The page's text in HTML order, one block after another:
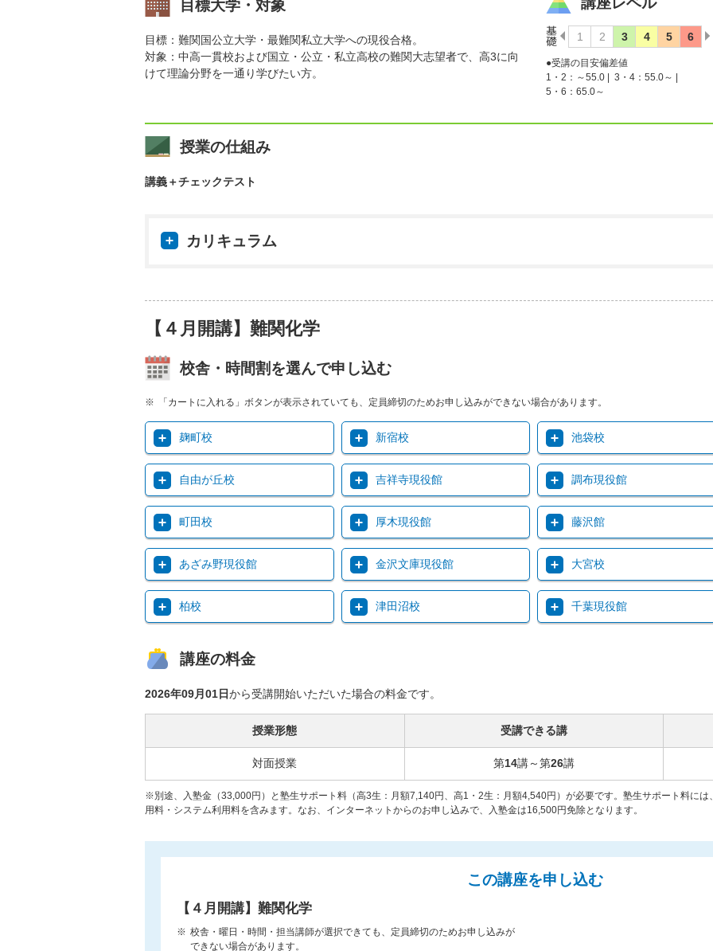
目標大学・対象
目標：難関国公立大学・最難関私立大学への現役合格。
対象：中高一貫校および国立・公立・私立高校の難関大志望者で、高3に向
けて理論分野を一通り学びたい方。
●受講の目安偏差値
1・2：～55.0 |
3・4：55.0～ |
5・6：65.0～
授業の仕組み
講義＋チェックテスト
カリキュラム
【４月開講】難関化学
校舎・時間割を選んで申し込む
「カートに入れる」ボタンが表示されていても、定員締切のためお申し込みができない場合があります。
麹町校 新宿校 池袋校
自由が丘校 吉祥寺現役館 調布現役館
町田校 厚木現役館 藤沢館
あざみ野現役館 金沢文庫現役館 大宮校
柏校 津田沼校 千葉現役館
講座の料金
2026年09月01日から受講開始いただいた場合の料金です。
授業形態
対面授業
受講できる講
第14講～第26講
※別途、入塾金（33,000円）と塾生サポート料（高3生：月額7,140円、高1・2生：月額4,540円）が必要です。塾生サポート料に
用料・システム利用料を含みます。なお、インターネットからのお申し込みで、入塾金は16,500円免除となります。
この講座を申し込む
【４月開講】難関化学
校舎・曜日・時間・担当講師が選択できても、定員締切のためお申し込みが
できない場合があります。